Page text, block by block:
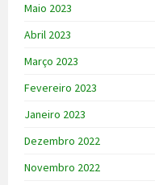
Maio 2023
Abril 2023
Março 2023
Fevereiro 2023
Janeiro 2023
Dezembro 2022
Novembro 2022